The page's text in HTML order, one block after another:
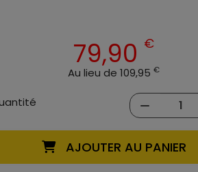
79,90 €
Au lieu de 109,95 €
AJOUTER AU PANIER